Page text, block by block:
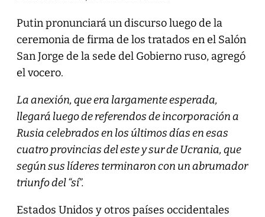
Putin pronunciará un discurso luego de la
ceremonia de firma de los tratados en el Salón
San Jorge de la sede del Gobierno ruso, agregó
el vocero.
La anexión, que era largamente esperada,
llegará luego de referendos de incorporación a
Rusia celebrados en los últimos días en esas
cuatro provincias del este y sur de Ucrania, que
según sus líderes terminaron con un abrumador
triunfo del “sí”.
Estados Unidos y otros países occidentales